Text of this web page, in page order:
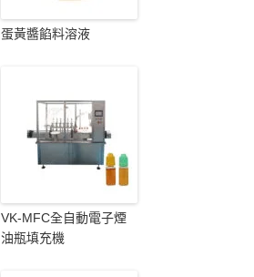
蛋黃醬餡料溶液
VK-MFC全自動電子煙
油瓶填充機